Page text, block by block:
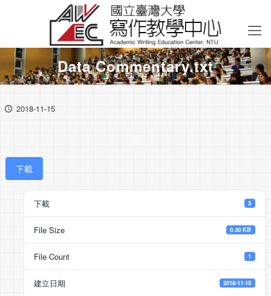
Data Commentary.txt
2018-11-15
下載
下載 3
File Size 0.30 KB
File Count 1
建立日期 2018-11-15